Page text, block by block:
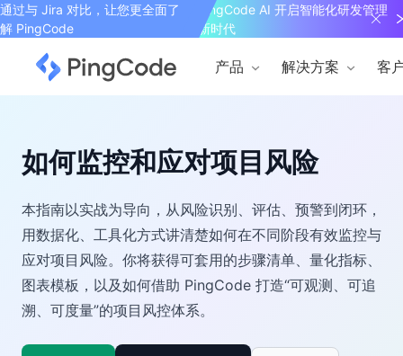
通过与 Jira 对比，让您更全面了
解 PingCode
PingCode AI 开启智能化研发管理
新时代
产品 解决方案 客
如何监控和应对项目风险
本指南以实战为导向，从风险识别、评估、预警到闭环，
用数据化、工具化方式讲清楚如何在不同阶段有效监控与
应对项目风险。你将获得可套用的步骤清单、量化指标、
图表模板，以及如何借助 PingCode 打造“可观测、可追
溯、可度量”的项目风控体系。